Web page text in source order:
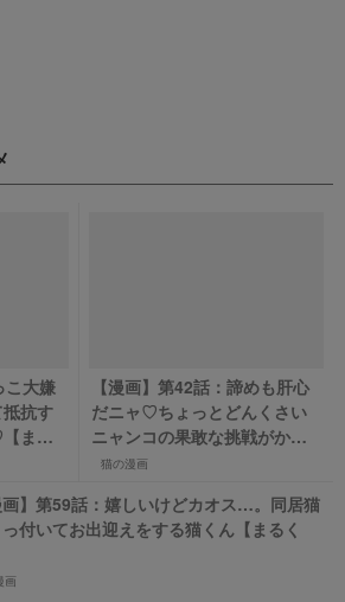
こ大嫌
抗す
まる
【漫画】第42話：諦めも肝心
だニャ♡ちょっとどんくさい
ニャンコの果敢な挑戦がかわ
いい【ナノくん】
猫の漫画
画】第59話：嬉しいけどカオス…。同居猫
付いてお出迎えをする猫くん【まるく
画